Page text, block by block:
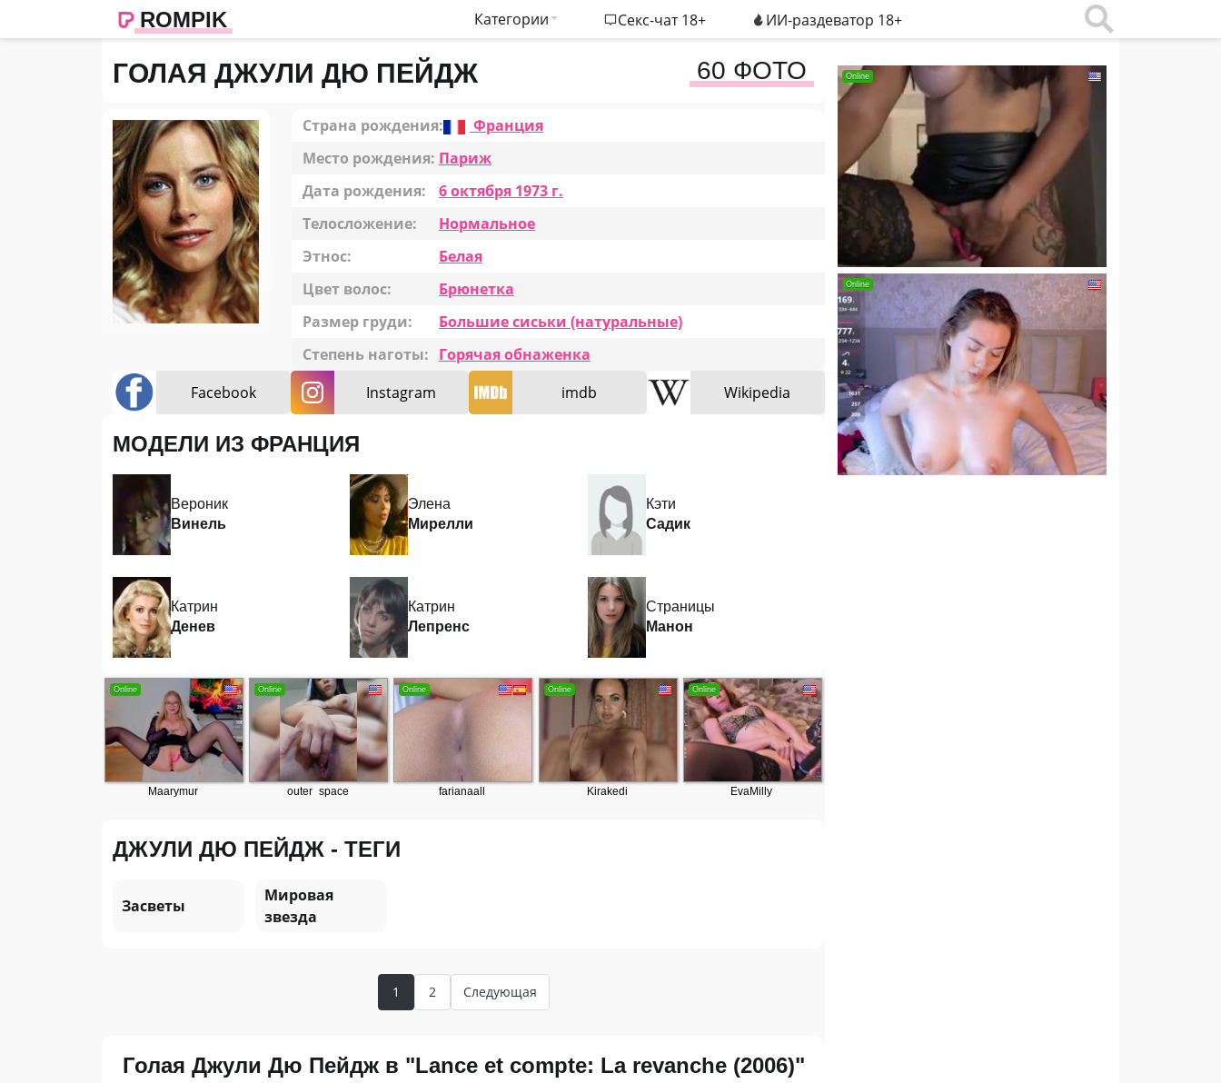
ROMPIK Категории Секс-чат 18+ ИИ-раздеватор 18+
ГОЛАЯ ДЖУЛИ ДЮ ПЕЙДЖ 60 ФОТО
Страна рождения:
Франция
Место рождения: Париж
Дата рождения:
6 октября 1973 г.
Телосложение:
Нормальное
Этнос:
Белая
Цвет волос:
Брюнетка
Размер груди:
Большие сиськи (натуральные)
Степень наготы: Горячая обнаженка
Facebook
Instagram imdb Wikipedia
МОДЕЛИ ИЗ ФРАНЦИЯ
Вероник
Винель
Элена
Мирелли
Кэти
Садик
Катрин
Денев
Катрин
Лепренс
Страницы
Манон
ДЖУЛИ ДЮ ПЕЙДЖ - ТЕГИ
Засветы
Мировая
звезда
1 2 Следующая
Голая Джули Дю Пейдж в "Lance et compte: La revanche (2006)"